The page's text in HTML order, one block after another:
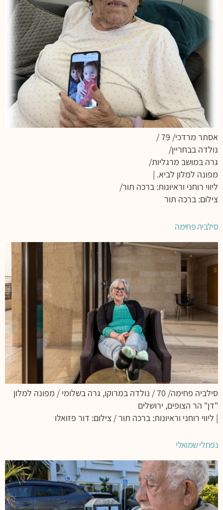
אסתר מרדכי/ 79 /
נולדה בבחריין/
גרה במושב מרגליות/
מפונה למלון לביא. |
ליווי רוחני וראיונות: ברכה תור/
צילום: ברכה תור
סילביה פחימה
סילביה פחימה/ 70 / נולדה במרוקו, גרה בשלומי / מפונה למלון
"דן" הר הצופים, ירושלים
| ליווי רוחני וראיונות: ברכה תור / צילום: דור פזואלו
נפתלי שמואלי